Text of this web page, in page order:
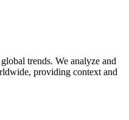
trends. We analyze and
providing context and